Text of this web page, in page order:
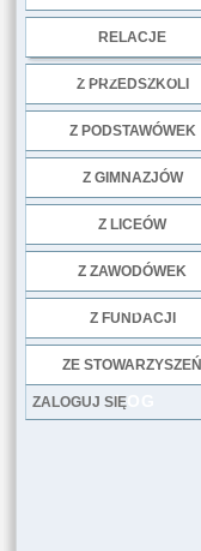
RELACJE
Z PRZEDSZKOLI
Z PODSTAWÓWEK
Z GIMNAZJÓW
Z LICEÓW
Z ZAWODÓWEK
Z FUNDACJI
ZE STOWARZYSZEŃ
LOG
ZALOGUJ SIĘ